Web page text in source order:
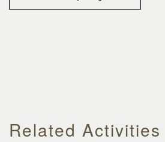
Related Activities